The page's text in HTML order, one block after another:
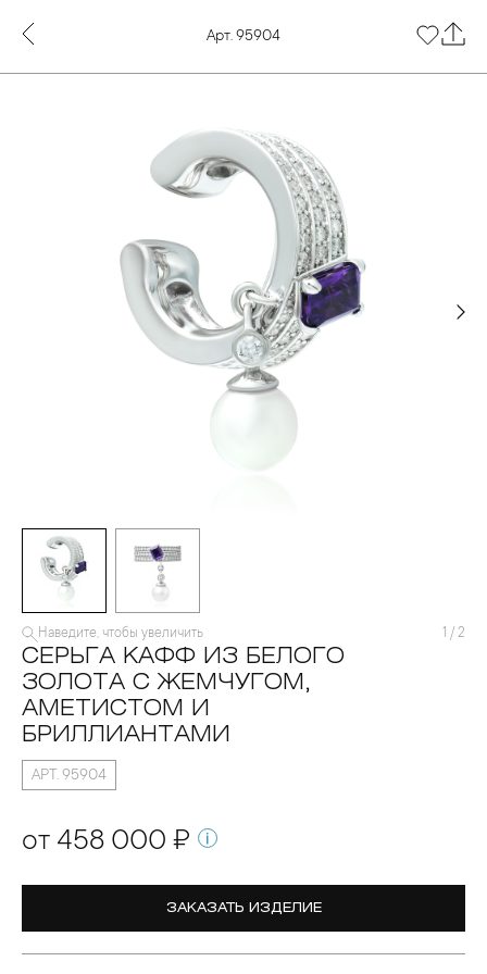
Арт. 95904
Наведите, чтобы увеличить 1 / 2
СЕРЬГА КАФФ ИЗ БЕЛОГО
ЗОЛОТА С ЖЕМЧУГОМ,
АМЕТИСТОМ И
БРИЛЛИАНТАМИ
АРТ. 95904
от 458 000 ₽
ЗАКАЗАТЬ ИЗДЕЛИЕ